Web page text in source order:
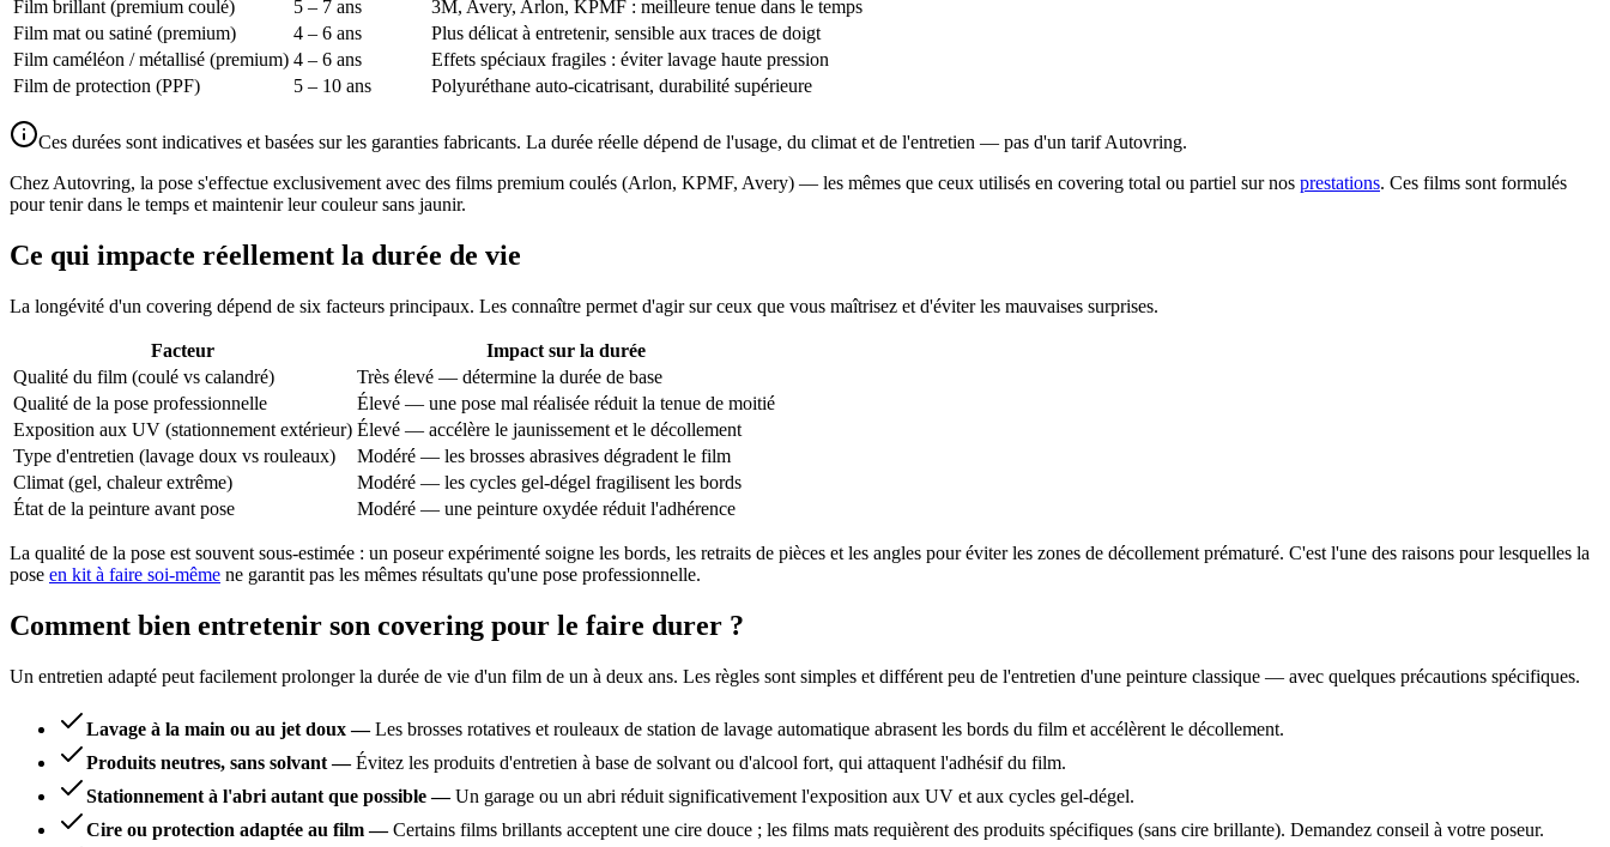
Film brillant (premium coulé)
5 – 7 ans
3M, Avery, Arlon, KPMF : meilleure tenue dans le temps
Film mat ou satiné (premium)
4 – 6 ans
Plus délicat à entretenir, sensible aux traces de doigt
Film caméléon / métallisé (premium) 4 – 6 ans
Effets spéciaux fragiles : éviter lavage haute pression
Film de protection (PPF)
5 – 10 ans Polyuréthane auto-cicatrisant, durabilité supérieure
Ces durées sont indicatives et basées sur les garanties fabricants. La durée réelle dépend de l'usage, du climat et de l'entretien — pas d'un tarif Autovring.
Chez Autovring, la pose s'effectue exclusivement avec des films premium coulés (Arlon, KPMF, Avery) — les mêmes que ceux utilisés en covering total ou partiel sur nos prestations. Ces films sont formulés
pour tenir dans le temps et maintenir leur couleur sans jaunir.
Ce qui impacte réellement la durée de vie
La longévité d'un covering dépend de six facteurs principaux. Les connaître permet d'agir sur ceux que vous maîtrisez et d'éviter les mauvaises surprises.
Facteur
Impact sur la durée
Qualité du film (coulé vs calandré)
Très élevé — détermine la durée de base
Qualité de la pose professionnelle
Élevé — une pose mal réalisée réduit la tenue de moitié
Exposition aux UV (stationnement extérieur) Élevé — accélère le jaunissement et le décollement
Type d'entretien (lavage doux vs rouleaux)
Modéré — les brosses abrasives dégradent le film
Climat (gel, chaleur extrême)
Modéré — les cycles gel-dégel fragilisent les bords
État de la peinture avant pose
Modéré — une peinture oxydée réduit l'adhérence
La qualité de la pose est souvent sous-estimée : un poseur expérimenté soigne les bords, les retraits de pièces et les angles pour éviter les zones de décollement prématuré. C'est l'une des raisons pour lesquelles la
pose en kit à faire soi-même ne garantit pas les mêmes résultats qu'une pose professionnelle.
Comment bien entretenir son covering pour le faire durer ?
Un entretien adapté peut facilement prolonger la durée de vie d'un film de un à deux ans. Les règles sont simples et différent peu de l'entretien d'une peinture classique — avec quelques précautions spécifiques.
Lavage à la main ou au jet doux— Les brosses rotatives et rouleaux de station de lavage automatique abrasent les bords du film et accélèrent le décollement.
Produits neutres, sans solvant— Évitez les produits d'entretien à base de solvant ou d'alcool fort, qui attaquent l'adhésif du film.
Stationnement à l'abri autant que possible— Un garage ou un abri réduit significativement l'exposition aux UV et aux cycles gel-dégel.
Cire ou protection adaptée au film— Certains films brillants acceptent une cire douce ; les films mats requièrent des produits spécifiques (sans cire brillante). Demandez conseil à votre poseur.